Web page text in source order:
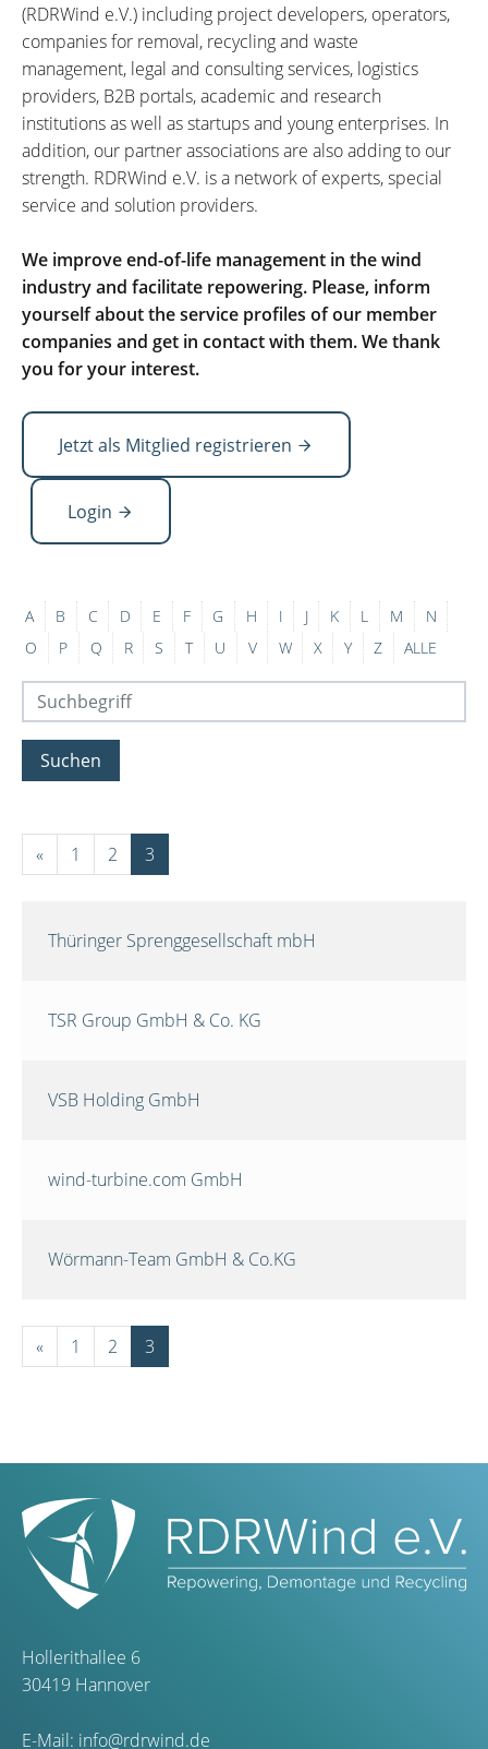
(RDRWind e.V.) including project developers, operators,
companies for removal, recycling and waste
management, legal and consulting services, logistics
providers, B2B portals, academic and research
institutions as well as startups and young enterprises. In
addition, our partner associations are also adding to our
strength. RDRWind e.V. is a network of experts, special
service and solution providers.
We improve end-of-life management in the wind
industry and facilitate repowering. Please, inform
yourself about the service profiles of our member
companies and get in contact with them. We thank
you for your interest.
Jetzt als Mitglied registrieren
Login
A B C D E F G H I J K L M
N
O
P Q R S T U V W X Y Z ALLE
Suchen
« 1 2 3
Thüringer Sprenggesellschaft mbH
TSR Group GmbH & Co. KG
VSB Holding GmbH
wind-turbine.com GmbH
Wörmann-Team GmbH & Co.KG
« 1 2 3
Hollerithallee 6
30419 Hannover
E-Mail: info@rdrwind.de